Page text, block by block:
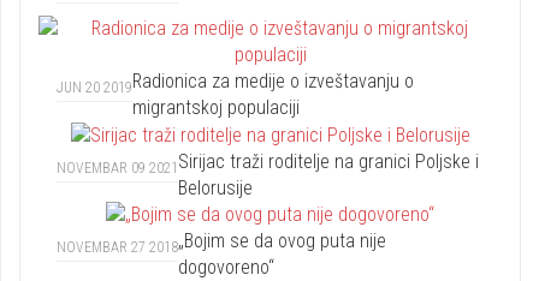
JUN 20 2019Radionica za medije o izveštavanju o
migrantskoj populaciji
NOVEMBAR 09 2021 Sirijac traži roditelje na granici Poljske i
Belorusije
NOVEMBAR 27 2018„Bojim se da ovog puta nije
dogovoreno“